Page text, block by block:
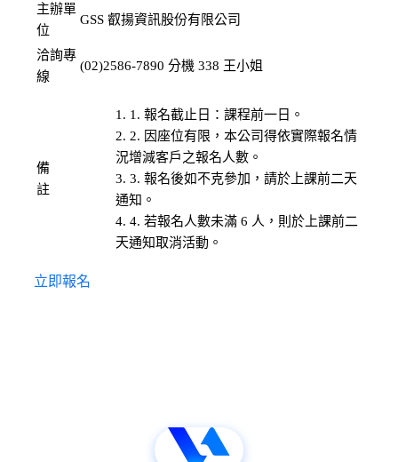
主辦單
位
GSS 叡揚資訊股份有限公司
洽詢專
線
(02)2586-7890 分機 338 王小姐
備
註
1. 報名截止日：課程前一日。
2. 因座位有限，本公司得依實際報名情
況增減客戶之報名人數。
3. 報名後如不克參加，請於上課前二天
通知。
4. 若報名人數未滿 6 人，則於上課前二
天通知取消活動。
立即報名